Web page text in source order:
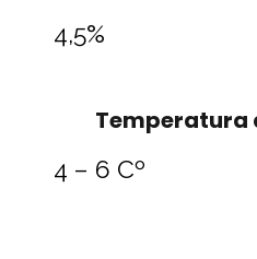
4,5%
Temperatura
4 – 6 Cº